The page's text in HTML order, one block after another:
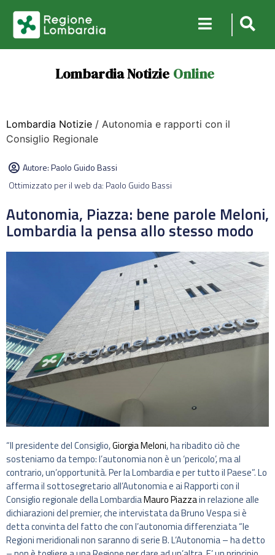
Lombardia Notizie Online
Lombardia Notizie / Autonomia e rapporti con il
Consiglio Regionale
Autore:Paolo Guido Bassi
Ottimizzato per il web da: Paolo Guido Bassi
Autonomia, Piazza: bene parole Meloni,
Lombardia la pensa allo stesso modo
“Il presidente del Consiglio,Giorgia Meloni, ha ribadito ciò che
sosteniamo da tempo: l’autonomia non è un ‘pericolo’, ma al
contrario, un’opportunità. Per la Lombardia e per tutto il Paese”. Lo
afferma il sottosegretario all’Autonomia e ai Rapporti con il
Consiglio regionale della LombardiaMauro Piazzain relazione alle
dichiarazioni del premier, che intervistata da Bruno Vespa si è
detta convinta del fatto che con l’autonomia differenziata “le
Regioni meridionali non saranno di serie B. L’Autonomia – ha detto